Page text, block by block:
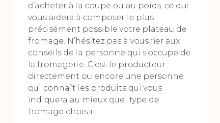
d’acheter à la coupe ou au poids, ce qui
vous aidera à composer le plus
précisément possible votre plateau de
fromage. N’hésitez pas à vous fier aux
conseils de la personne qui s’occupe de
la fromagerie. C’est le producteur
directement ou encore une personne
qui connaît les produits qui vous
indiquera au mieux quel type de
fromage choisir.